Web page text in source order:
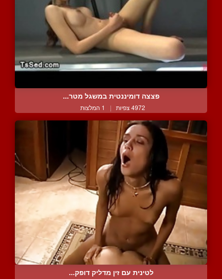
פצצה דומיננטית במשגל מטר...
4972 צפיות | 1 המלצות
לטינית עם זין מדליק דופק...